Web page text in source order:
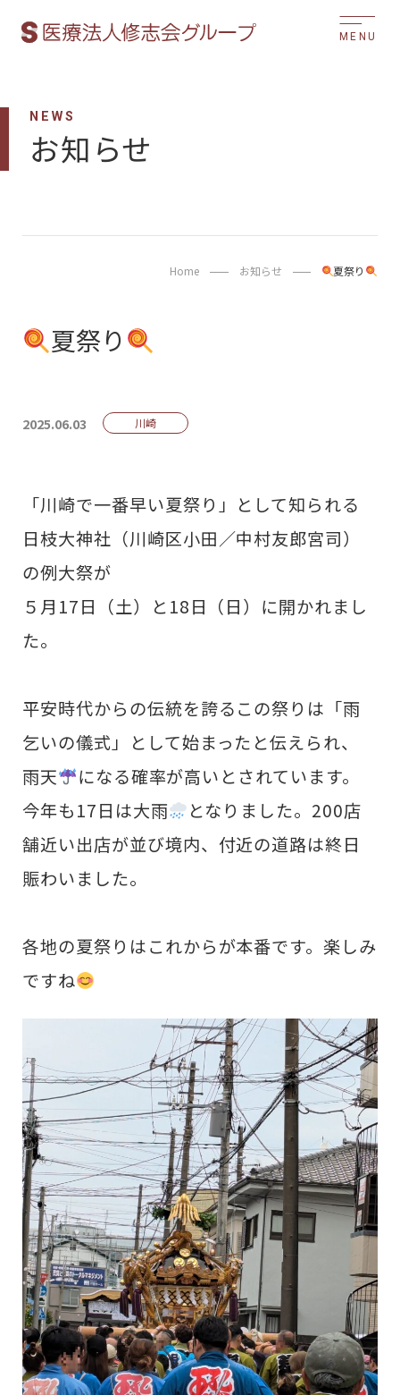
MENU
NEWS
お知らせ
Home お知らせ 夏祭り
夏祭り
2025.06.03 川崎
「川崎で一番早い夏祭り」として知られる
日枝大神社（川崎区小田／中村友郎宮司）
の例大祭が
５月17日（土）と18日（日）に開かれまし
た。
平安時代からの伝統を誇るこの祭りは「雨
乞いの儀式」として始まったと伝えられ、
雨天
になる確率が高いとされています。
今年も17日は大雨
となりました。200店
舗近い出店が並び境内、付近の道路は終日
賑わいました。
各地の夏祭りはこれからが本番です。楽しみ
ですね